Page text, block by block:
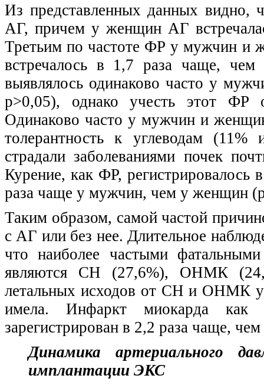
Из представленных данных видно,
АГ, причем у женщин АГ
Третьим по частоте ФР у мужчин
встречалось в 1,7 раза чаще,
выявлялось одинаково часто у
p>0,05), однако учесть этот ФР
Одинаково часто у мужчин и
толерантность к углеводам
страдали заболеваниями почек
Курение, как ФР, регистрировалось
раза чаще у мужчин, чем у женщин
Таким образом, самой частой
с АГ или без нее. Длительное
что наиболее частыми
являются СН (27,6%), ОНМК
летальных исходов от СН и ОНМК
имела. Инфаркт миокарда как
зарегистрирован в 2,2 раза чаще,
Динамика артериального
имплантации ЭКС